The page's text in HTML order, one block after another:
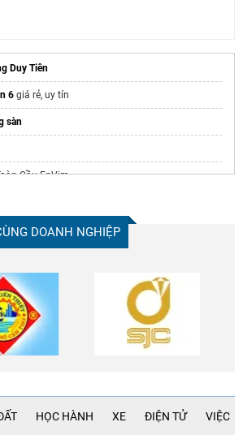
Duy Tiên
6 giá rẻ, uy tín
sàn
Cầu EnVim
DOANH NGHIỆP
HỌC HÀNH XE ĐIỆN TỬ VIỆC